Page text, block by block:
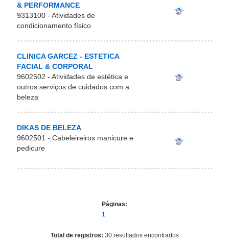
& PERFORMANCE
9313100 - Atividades de
condicionamento físico
CLINICA GARCEZ - ESTETICA
FACIAL & CORPORAL
9602502 - Atividades de estética e
outros serviços de cuidados com a
beleza
DIKAS DE BELEZA
9602501 - Cabeleireiros manicure e
pedicure
Páginas:
1
Total de registros: 30 resultados encontrados